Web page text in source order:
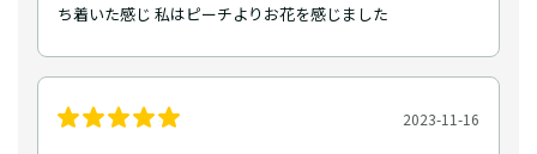
ち着いた感じ 私はピーチよりお花を感じました
2023-11-16